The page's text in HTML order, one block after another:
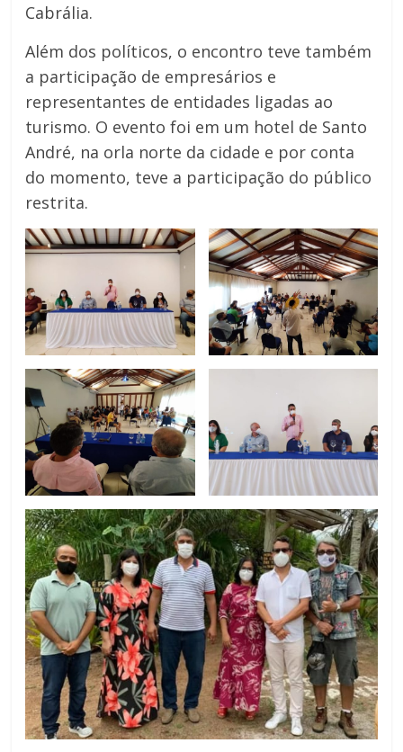
Cabrália.
Além dos políticos, o encontro teve também
a participação de empresários e
representantes de entidades ligadas ao
turismo. O evento foi em um hotel de Santo
André, na orla norte da cidade e por conta
do momento, teve a participação do público
restrita.